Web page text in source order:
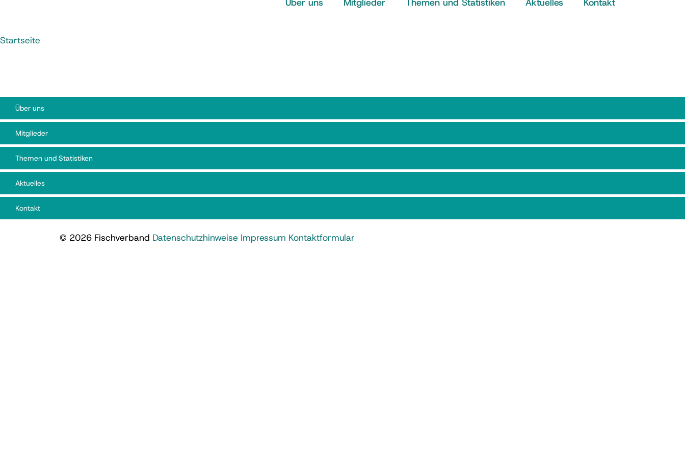
Über uns Mitglieder Themen und Statistiken Aktuelles Kontakt
Startseite
Über uns
Mitglieder
Themen und Statistiken
Aktuelles
Kontakt
© 2026 Fischverband Datenschutzhinweise Impressum Kontaktformular